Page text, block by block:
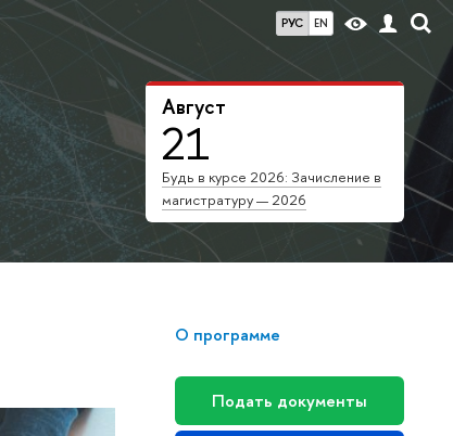
РУС EN
Август
21
Будь в курсе 2026: Зачисление в
магистратуру — 2026
О программе
Подать документы